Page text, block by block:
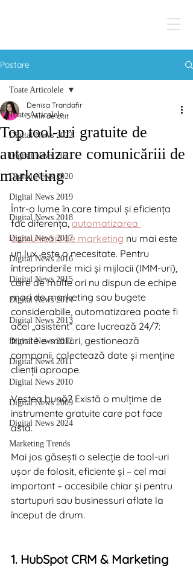
Postare
Toate Articolele
Digital News 2022
Digital News 2021
Digital News 2020
Digital News 2019
Digital News 2018
Digital News 2017
Digital News 2016
Digital News 2015
Digital News 2014
Digital News 2013
Digital News 2012
Digital News 2011
Digital News 2010
Digital News 2009
Digital News 2024
Marketing Trends
Toate Articolele
Top tool-uri gratuite de
automatizare comunicăriii de
marketing
Denisa Trandafir
3 min de citit
Într-o lume în care timpul și eficiența
fac diferența, automatizarea
comunicării de marketing nu mai este
un lux, este o necesitate. Pentru
întreprinderile mici și mijlocii (IMM-uri),
care de multe ori nu dispun de echipe
mari de marketing sau bugete
considerabile, automatizarea poate fi
acel „asistent” care lucrează 24/7:
trimite e-mailuri, gestionează
campanii, colectează date și menține
clienții aproape.
Vestea bună? Există o mulțime de
instrumente gratuite care pot face
asta.
Mai jos găsești o selecție de tool-uri
ușor de folosit, eficiente și – cel mai
important – accesibile chiar și pentru
startupuri sau businessuri aflate la
început de drum.
1. HubSpot CRM & Marketing